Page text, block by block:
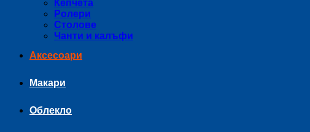
Кепчета
Ролери
Столове
Чанти и калъфи
Аксесоари
Макари
Облекло